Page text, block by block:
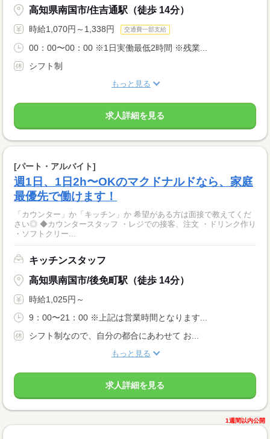
高知県南国市/住吉通駅（徒歩 14分）
時給1,070円～1,338円 交通費一部支給
00：00〜00：00 ※1日実働最低2時間 ※残業...
シフト制
もっと見る
求人詳細を見る
[パート・アルバイト]
週1日、1日2h〜OKのマクドナルドなら、家庭
最優先で働けます！
「カウンター」か「キッチン」か 希望がある方は面接で教えてくだ
さい◎ ◆カウンタースタッフ ・レジでの接客、注文 ・ドリンク作り
・ソフトクリー...
キッチンスタッフ
高知県南国市/後免町駅（徒歩 14分）
時給1,025円～
9：00〜21：00 ※上記は営業時間となります...
シフト制なので、自分の都合にあわせて お...
もっと見る
求人詳細を見る
1週間以内公開